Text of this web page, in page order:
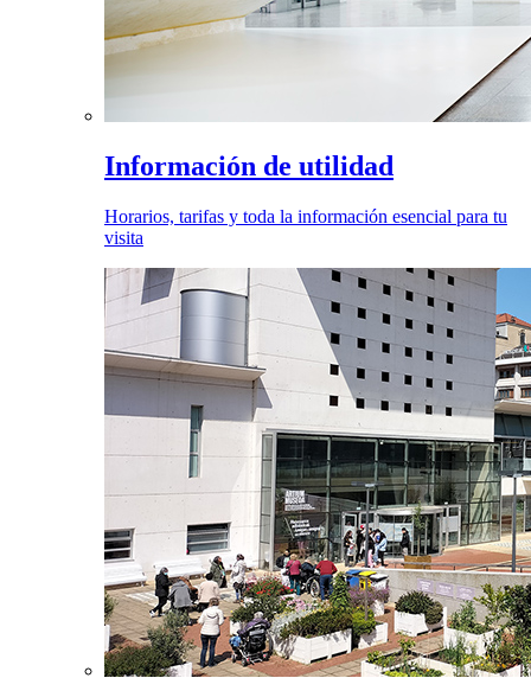
Información de utilidad
Horarios, tarifas y toda la información esencial para tu
visita